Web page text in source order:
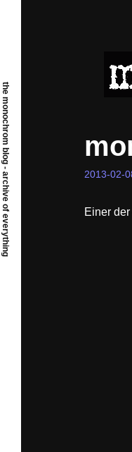
2013-02-
Einer
the monochrom blog - archive of everything